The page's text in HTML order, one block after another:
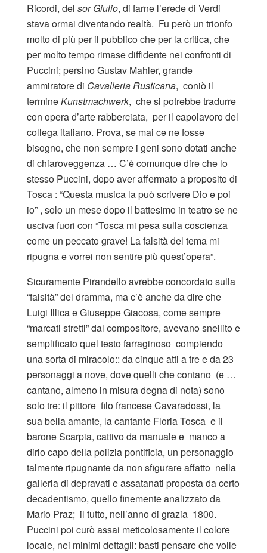
Ricordi, del sor Giulio, di farne l’erede di Verdi
stava ormai diventando realtà. Fu però un trionfo
molto di più per il pubblico che per la critica, che
per molto tempo rimase diffidente nei confronti di
Puccini; persino Gustav Mahler, grande
ammiratore di Cavalleria Rusticana, coniò il
termineKunstmachwerk, che si potrebbe tradurre
con opera d’arte rabberciata, per il capolavoro del
collega italiano. Prova, se mai ce ne fosse
bisogno, che non sempre i geni sono dotati anche
di chiaroveggenza … C’è comunque dire che lo
stesso Puccini, dopo aver affermato a proposito di
Tosca : “Questa musica la può scrivere Dio e poi
io” , solo un mese dopo il battesimo in teatro se ne
usciva fuori con “Tosca mi pesa sulla coscienza
come un peccato grave! La falsità del tema mi
ripugna e vorrei non sentire più quest’opera”.
Sicuramente Pirandello avrebbe concordato sulla
“falsità” del dramma, ma c’è anche da dire che
Luigi Illica e Giuseppe Giacosa, come sempre
“marcati stretti” dal compositore, avevano snellito e
semplificato quel testo farraginoso compiendo
una sorta di miracolo:: da cinque atti a tre e da 23
personaggi a nove, dove quelli che contano (e …
cantano, almeno in misura degna di nota) sono
solo tre: il pittore filo francese Cavaradossi, la
sua bella amante, la cantante Floria Tosca e il
barone Scarpia, cattivo da manuale e manco a
dirlo capo della polizia pontificia, un personaggio
talmente ripugnante da non sfigurare affatto nella
galleria di depravati e assatanati proposta da certo
decadentismo, quello finemente analizzato da
Mario Praz; il tutto, nell’anno di grazia 1800.
Puccini poi curò assai meticolosamente il colore
locale, nei minimi dettagli: basti pensare che volle